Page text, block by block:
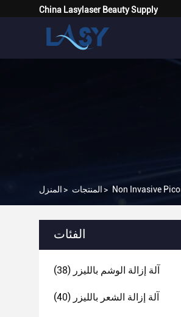
China Lasylaser Beauty Supply
المنزل > المنتجات >
الفئات
آلة إزالة الوشم بالليزر (38)
آلة إزالة الشعر بالليزر (40)